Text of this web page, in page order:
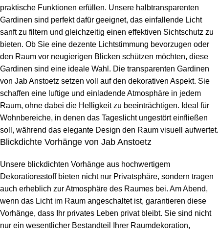
praktische Funktionen erfüllen. Unsere halbtransparenten
Gardinen sind perfekt dafür geeignet, das einfallende Licht
sanft zu filtern und gleichzeitig einen effektiven Sichtschutz zu
bieten. Ob Sie eine dezente Lichtstimmung bevorzugen oder
den Raum vor neugierigen Blicken schützen möchten, diese
Gardinen sind eine ideale Wahl. Die transparenten Gardinen
von Jab Anstoetz setzen voll auf den dekorativen Aspekt. Sie
schaffen eine luftige und einladende Atmosphäre in jedem
Raum, ohne dabei die Helligkeit zu beeinträchtigen. Ideal für
Wohnbereiche, in denen das Tageslicht ungestört einfließen
soll, während das elegante Design den Raum visuell aufwertet.
Blickdichte Vorhänge von Jab Anstoetz
Unsere blickdichten Vorhänge aus hochwertigem
Dekorationsstoff bieten nicht nur Privatsphäre, sondern tragen
auch erheblich zur Atmosphäre des Raumes bei. Am Abend,
wenn das Licht im Raum angeschaltet ist, garantieren diese
Vorhänge, dass Ihr privates Leben privat bleibt. Sie sind nicht
nur ein wesentlicher Bestandteil Ihrer Raumdekoration,